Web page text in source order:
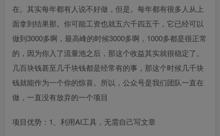
在。其实每年都有人说不好做，但是。每年都有很多人从上
面拿到结果那。你可能工资也就五六千四五千，它已经可以
做到3000多啊，最高峰的时候3000多啊，1000多都是很正常
的，因为你入了流量池之后，那这个收益其实就很稳定了。
几百块钱甚至几千块钱都是经常有的事，那这个时候几千块
钱就能作为一个你的惊喜。所以，公众号是我们团队一直在
做，一直没有放弃的一个项目
项目优势：1、利用AI工具，无需自己写文章